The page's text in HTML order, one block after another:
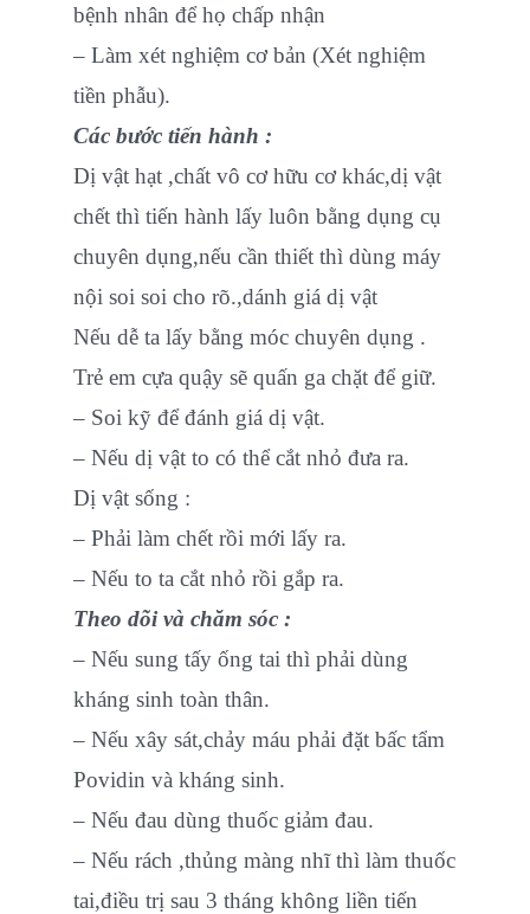
bệnh nhân để họ chấp nhận
– Làm xét nghiệm cơ bản (Xét nghiệm
tiền phẫu).
Các bước tiến hành :
Dị vật hạt ,chất vô cơ hữu cơ khác,dị vật
chết thì tiến hành lấy luôn bằng dụng cụ
chuyên dụng,nếu cần thiết thì dùng máy
nội soi soi cho rõ.,dánh giá dị vật
Nếu dễ ta lấy bằng móc chuyên dụng .
Trẻ em cựa quậy sẽ quấn ga chặt để giữ.
– Soi kỹ để đánh giá dị vật.
– Nếu dị vật to có thể cắt nhỏ đưa ra.
Dị vật sống :
– Phải làm chết rồi mới lấy ra.
– Nếu to ta cắt nhỏ rồi gắp ra.
Theo dõi và chăm sóc :
– Nếu sung tấy ống tai thì phải dùng
kháng sinh toàn thân.
– Nếu xây sát,chảy máu phải đặt bấc tẩm
Povidin và kháng sinh.
– Nếu đau dùng thuốc giảm đau.
– Nếu rách ,thủng màng nhĩ thì làm thuốc
tai,điều trị sau 3 tháng không liền tiến